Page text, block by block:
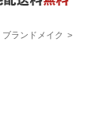
ブランドメイク